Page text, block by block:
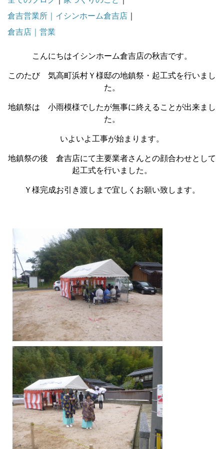
倉吉営業所｜イシンホーム倉吉店
倉吉店｜営業
こんにちはイシンホーム倉吉店の秋吉です。
このたび 気高町浜村Ｙ様邸の地鎮祭・起工式を行いまし
た。
地鎮祭は 小雨模様でしたが無事に終えることが出来まし
た。
いよいよ工事が始まります。
地鎮祭の後 倉吉店にて主要業者さんとの顔合わせとして
起工式を行いました。
Ｙ様完成お引き渡しまで宜しくお願い致します。